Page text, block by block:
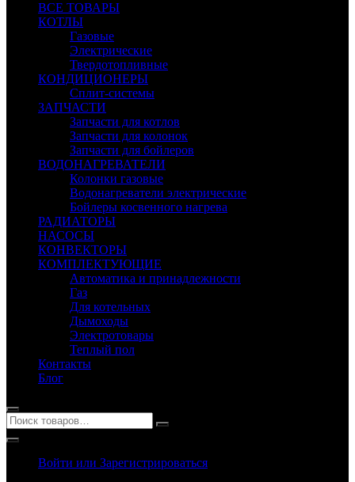
ВСЕ ТОВАРЫ
КОТЛЫ
Газовые
Электрические
Твердотопливные
КОНДИЦИОНЕРЫ
Сплит-системы
ЗАПЧАСТИ
Запчасти для котлов
Запчасти для колонок
Запчасти для бойлеров
ВОДОНАГРЕВАТЕЛИ
Колонки газовые
Водонагреватели электрические
Бойлеры косвенного нагрева
РАДИАТОРЫ
НАСОСЫ
КОНВЕКТОРЫ
КОМПЛЕКТУЮЩИЕ
Автоматика и принадлежности
Газ
Для котельных
Дымоходы
Электротовары
Теплый пол
Контакты
Блог
Войти или Зарегистрироваться